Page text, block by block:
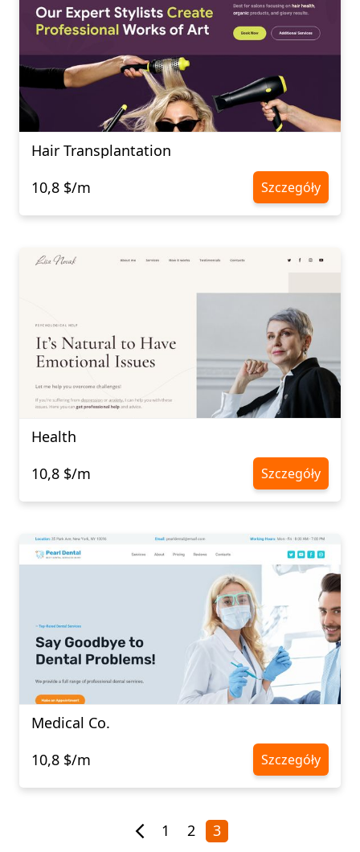
Hair Transplantation
10,8 $/m
Szczegóły
Health
10,8 $/m
Szczegóły
Medical Co.
10,8 $/m
Szczegóły
1 2 3